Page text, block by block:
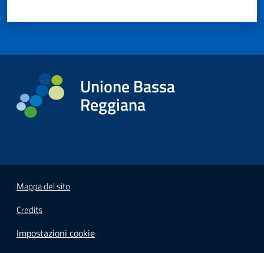
Unione Bassa
Reggiana
Mappa del sito
Credits
Impostazioni cookie